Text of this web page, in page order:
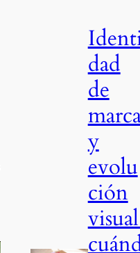
dad
de
y
evolu
ción